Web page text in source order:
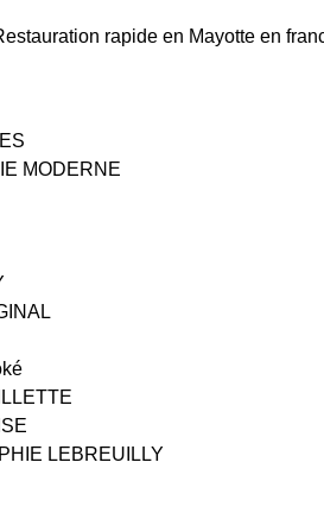
rapide en Mayotte en
MODERNE
LEBREUILLY